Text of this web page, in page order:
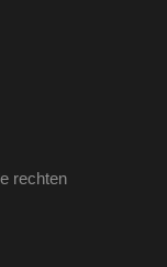
rechten